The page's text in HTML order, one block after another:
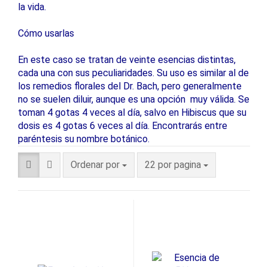
la vida.
Cómo usarlas
En este caso se tratan de veinte esencias distintas,
cada una con sus peculiaridades. Su uso es similar al de
los remedios florales del Dr. Bach, pero generalmente
no se suelen diluir, aunque es una opción muy válida. Se
toman 4 gotas 4 veces al día, salvo en Hibiscus que su
dosis es 4 gotas 6 veces al día. Encontrarás entre
paréntesis su nombre botánico.
Ordenar por 22 por pagina